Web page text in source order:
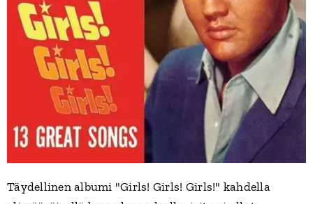
Täydellinen albumi "Girls! Girls! Girls!" kahdella